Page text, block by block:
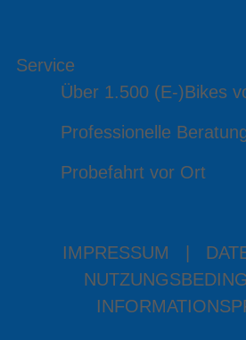
Service
Über 1.500 (E-)Bikes
Professionelle
Probefahrt vor Ort
IMPRESSUM